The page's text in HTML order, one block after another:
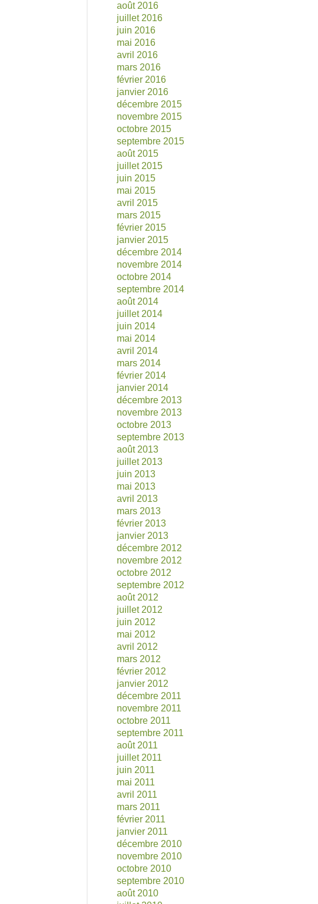
août 2016
juillet 2016
juin 2016
mai 2016
avril 2016
mars 2016
février 2016
janvier 2016
décembre 2015
novembre 2015
octobre 2015
septembre 2015
août 2015
juillet 2015
juin 2015
mai 2015
avril 2015
mars 2015
février 2015
janvier 2015
décembre 2014
novembre 2014
octobre 2014
septembre 2014
août 2014
juillet 2014
juin 2014
mai 2014
avril 2014
mars 2014
février 2014
janvier 2014
décembre 2013
novembre 2013
octobre 2013
septembre 2013
août 2013
juillet 2013
juin 2013
mai 2013
avril 2013
mars 2013
février 2013
janvier 2013
décembre 2012
novembre 2012
octobre 2012
septembre 2012
août 2012
juillet 2012
juin 2012
mai 2012
avril 2012
mars 2012
février 2012
janvier 2012
décembre 2011
novembre 2011
octobre 2011
septembre 2011
août 2011
juillet 2011
juin 2011
mai 2011
avril 2011
mars 2011
février 2011
janvier 2011
décembre 2010
novembre 2010
octobre 2010
septembre 2010
août 2010